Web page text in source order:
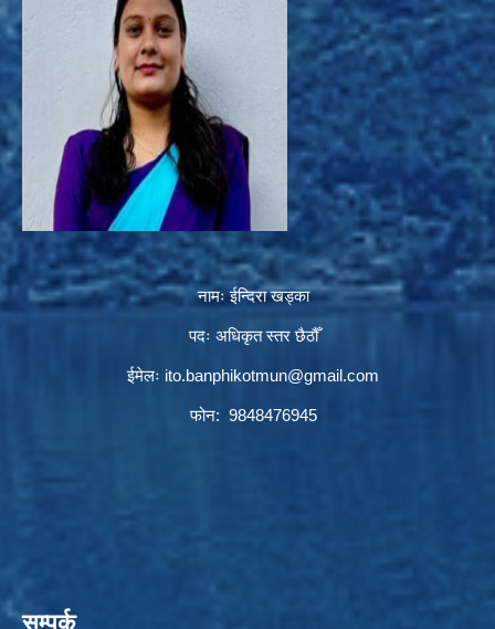
नामः ईन्दिरा खड्का
पदः अधिकृत स्तर छैठौँ
ईमेलः ito.banphikotmun@gmail.com
फोन: 9848476945
सम्पर्क